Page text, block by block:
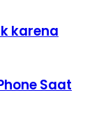
karena
Saat